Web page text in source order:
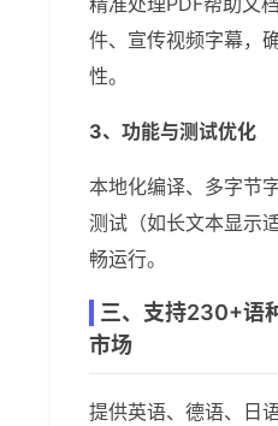
件、宣传视频字幕，
性。
3、功能与测试优化
本地化编译、多字节
测试（如长文本显示
畅运行。
三、支持230+语
市场
提供英语、德语、日